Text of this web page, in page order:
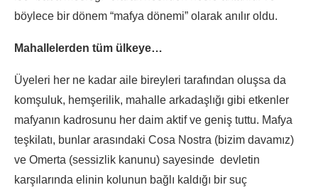
böylece bir dönem “mafya dönemi” olarak anılır oldu.
Mahallelerden tüm ülkeye…
Üyeleri her ne kadar aile bireyleri tarafından oluşsa da
komşuluk, hemşerilik, mahalle arkadaşlığı gibi etkenler
mafyanın kadrosunu her daim aktif ve geniş tuttu. Mafya
teşkilatı, bunlar arasındaki Cosa Nostra (bizim davamız)
ve Omerta (sessizlik kanunu) sayesinde devletin
karşılarında elinin kolunun bağlı kaldığı bir suç